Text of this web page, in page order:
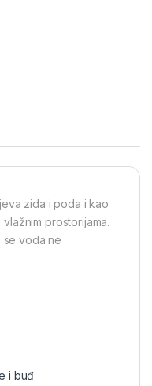
280ml 9219 quantity
zida i poda i kao
prostorijama.
se voda ne
i buđ